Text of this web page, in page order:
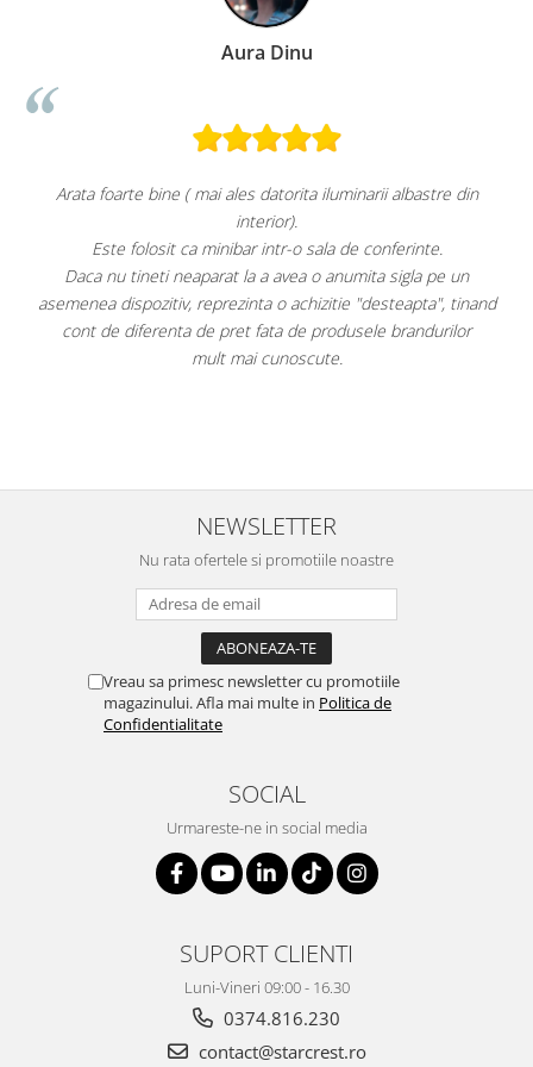
datorita iluminarii albastre din
intr-o sala de conferinte.
a avea o anumita sigla pe un
o achizitie "desteapta", tinand
de produsele brandurilor
Răcește foarte
Faptul că grătarul metalic se
este, după părerea mea, un
pe ușă. Am
Per total cred că este un "best
NEWSLETTER
Nu rata ofertele si promotiile noastre
Vreau sa primesc newsletter cu promotiile
magazinului. Afla mai multe in Politica de
Confidentialitate
SOCIAL
Urmareste-ne in social media
SUPORT CLIENTI
Luni-Vineri 09:00 - 16.30
0374.816.230
contact@starcrest.ro